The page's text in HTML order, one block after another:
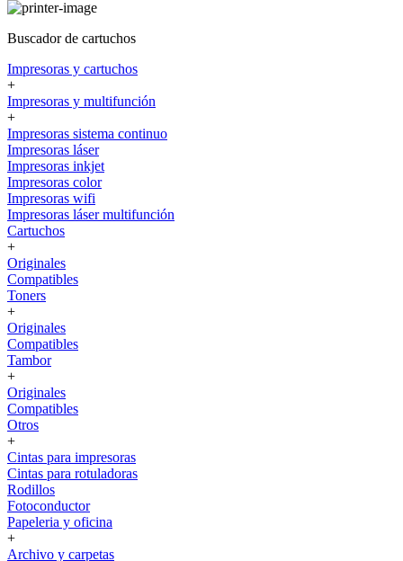
Buscador de cartuchos
Impresoras y cartuchos
+
Impresoras y multifunción
+
Impresoras sistema continuo
Impresoras láser
Impresoras inkjet
Impresoras color
Impresoras wifi
Impresoras láser multifunción
Cartuchos
+
Originales
Compatibles
Toners
+
Originales
Compatibles
Tambor
+
Originales
Compatibles
Otros
+
Cintas para impresoras
Cintas para rotuladoras
Rodillos
Fotoconductor
Papeleria y oficina
+
Archivo y carpetas